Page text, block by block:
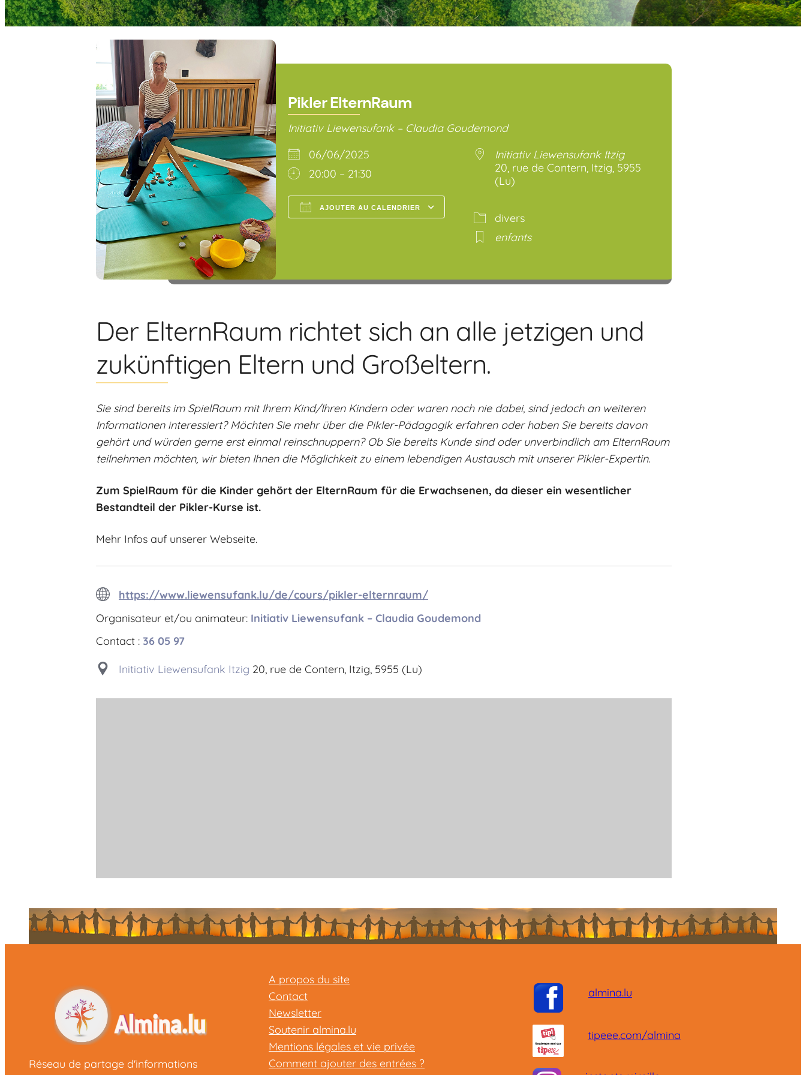
Pikler ElternRaum
Initiativ Liewensufank – Claudia Goudemond
06/06/2025
20:00 – 21:30
AJOUTER AU CALENDRIER
Calendrier Google
Initiativ Liewensufank Itzig
20, rue de Contern, Itzig, 5955
(Lu)
divers
enfants
Der ElternRaum richtet sich an alle jetzigen und
zukünftigen Eltern und Großeltern.
Sie sind bereits im SpielRaum mit Ihrem Kind/Ihren Kindern oder waren noch nie dabei, sind jedoch an weiteren
Informationen interessiert? Möchten Sie mehr über die Pikler-Pädagogik erfahren oder haben Sie bereits davon
gehört und würden gerne erst einmal reinschnuppern? Ob Sie bereits Kunde sind oder unverbindlich am ElternRaum
teilnehmen möchten, wir bieten Ihnen die Möglichkeit zu einem lebendigen Austausch mit unserer Pikler-Expertin.
Zum SpielRaum für die Kinder gehört der ElternRaum für die Erwachsenen, da dieser ein wesentlicher
Bestandteil der Pikler-Kurse ist.
Mehr Infos auf unserer Webseite.
https://www.liewensufank.lu/de/cours/pikler-elternraum/
Organisateur et/ou animateur: Initiativ Liewensufank – Claudia Goudemond
Contact : 36 05 97
Initiativ Liewensufank Itzig 20, rue de Contern, Itzig, 5955 (Lu)
Réseau de partage d'informations
A propos du site
Contact
Newsletter
Soutenir almina.lu
Mentions légales et vie privée
Comment ajouter des entrées ?
almina.lu
tipeee.com/almina